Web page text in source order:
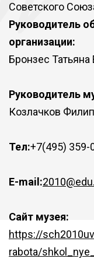
Советского
Руководитель
организации:
Бронзес Татьяна
Руководитель
Козлачков
Тел:+7(495) 359-
E-mail:
Сайт музея:
https://
rabota/